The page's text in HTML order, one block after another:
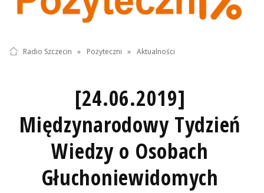
Radio Szczecin » Pożyteczni » Aktualności
[24.06.2019]
Międzynarodowy Tydzień
Wiedzy o Osobach
Głuchoniewidomych